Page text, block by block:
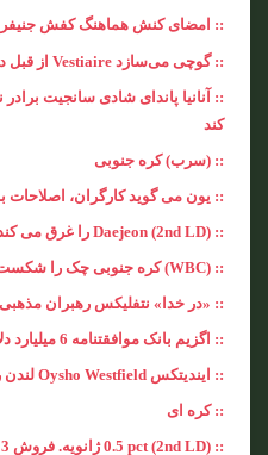
:: امضای کنش هماهنگ کفش جنیفر
:: گوچی می‌سازد Vestiaire از قبل دوست‌داشتنی با آن
:: آنانیا پاندای شادی سانجیت برادر
کند
:: (سرب) کره جنوبی
:: یون می گوید کارگران، اصلاحات
:: (2nd LD) Daejeon را غرق می کند. صدمات
:: (WBC) کره جنوبی چک را شکست داد
:: «در خدا» نتفلیکس رهبران
:: اگزیم بانک موافقتنامه 6 میلیارد دلاری آرامکوی سعودی را امضا کرد
:: ایندیتکس Oysho Westfield لندن را افتتاح می کند
:: کره ای
:: (2nd LD) 0.5 pct ژانویه. فروش 3